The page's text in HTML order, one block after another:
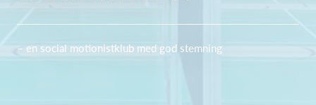
– en social motionistklub med god stemning